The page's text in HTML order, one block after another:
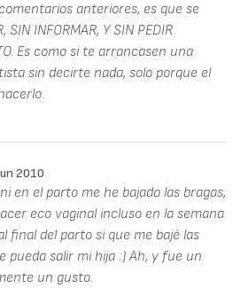
anteriores, es que se
SIN INFORMAR, Y SIN PEDIR
Es como si te arrancasen una
sin decirte nada, solo porque el
2010
en el parto me he bajado las bragas,
eco vaginal incluso en la semana
final del parto si que me bajé las
pueda salir mi hija :) Ah, y fue un
un gusto.